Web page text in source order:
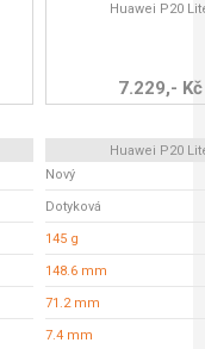
Huawei P20
7.229,- Kč
Huawei P20
Nový
Dotyková
145 g
148.6 mm
71.2 mm
7.4 mm